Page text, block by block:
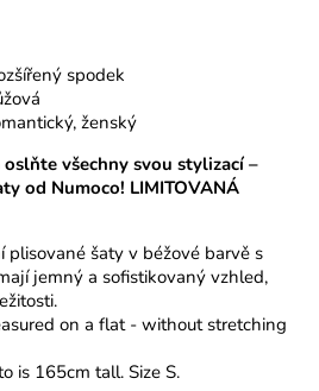
spodek
ženský
všechny svou stylizací –
od Numoco! LIMITOVANÁ
plisované šaty v béžové barvě s
jemný a sofistikovaný vzhled,
on a flat - without stretching
is 165cm tall. Size S.